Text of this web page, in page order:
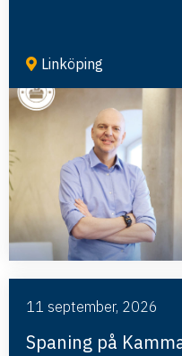
Linköping
11 september, 2026
Spaning på